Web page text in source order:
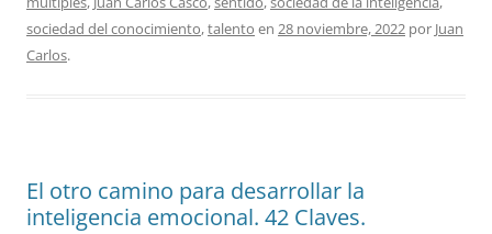
sociedad del conocimiento,talento en 28 noviembre, 2022 por Juan
Carlos.
El otro camino para desarrollar la
inteligencia emocional. 42 Claves.